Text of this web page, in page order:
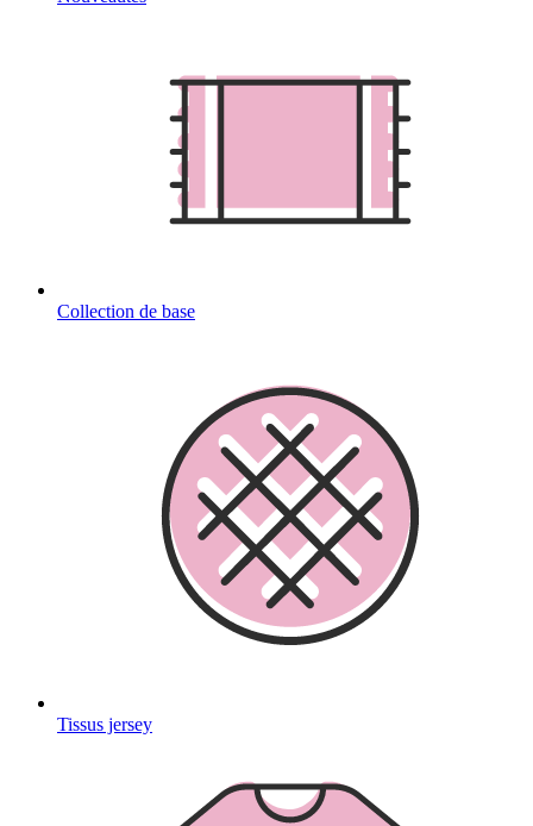
Collection de base
Tissus jersey